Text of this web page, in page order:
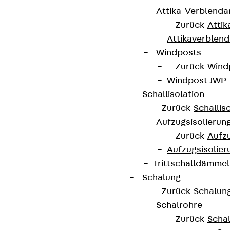
Attika-
Zurück
Windposts
Zurück
Windpost JWP
Schallisolation
Zurück
Zurück
Schalung
Zurück
Schalrohre
Zurück